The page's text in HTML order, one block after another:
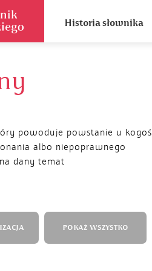
Historia słownika
powoduje powstanie u kogoś
albo niepoprawnego
dany temat
POKAŻ WSZYSTKO